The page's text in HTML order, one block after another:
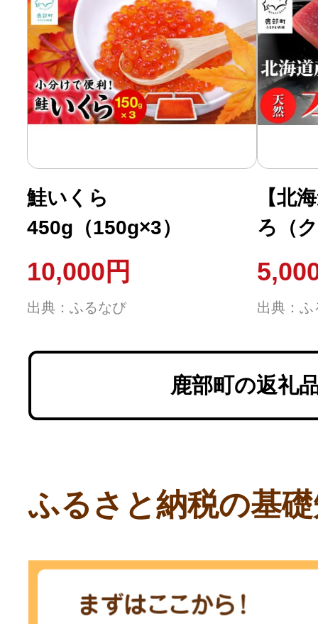
鮭いくら
450g（150g×3）
10,000円
出典：ふるなび
【北
ろ（
訳あ
約2人
出典：ふ
鹿部町の返礼
ふるさと納税の基